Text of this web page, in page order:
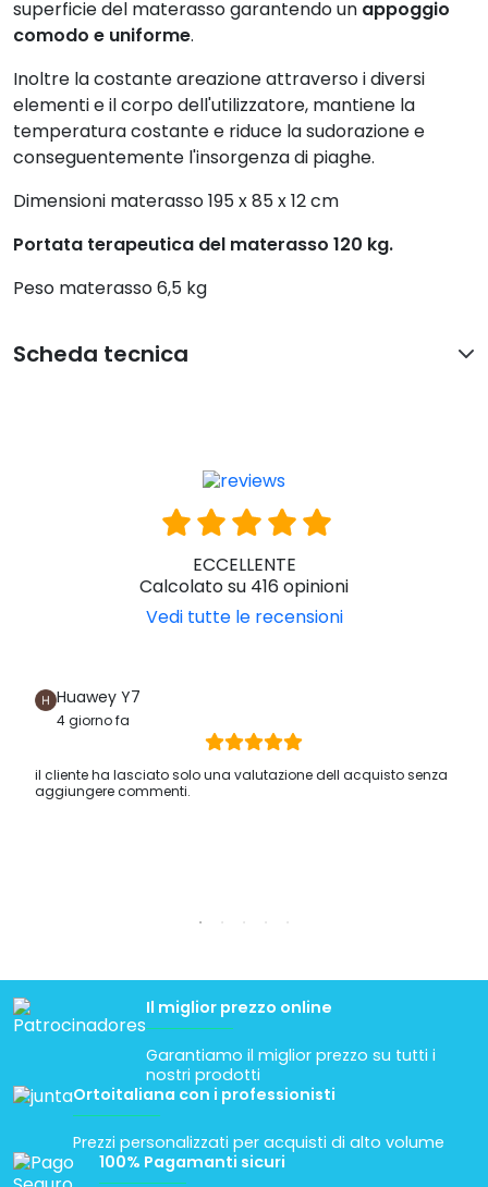
superficie del materasso garantendo un appoggio
comodo e uniforme.
Inoltre la costante areazione attraverso i diversi
elementi e il corpo dell'utilizzatore, mantiene la
temperatura costante e riduce la sudorazione e
conseguentemente l'insorgenza di piaghe.
Dimensioni materasso 195 x 85 x 12 cm
Portata terapeutica del materasso 120 kg.
Peso materasso 6,5 kg
Scheda tecnica
ECCELLENTE
Calcolato su 416 opinioni
Vedi tutte le recensioni
Huawey Y7
4 giorno fa
il cliente ha lasciato solo una valutazione dell acquisto senza
aggiungere commenti.
Il miglior prezzo online
Garantiamo il miglior prezzo su tutti i
nostri prodotti
Ortoitaliana con i professionisti
Prezzi personalizzati per acquisti di alto volume
100% Pagamanti sicuri